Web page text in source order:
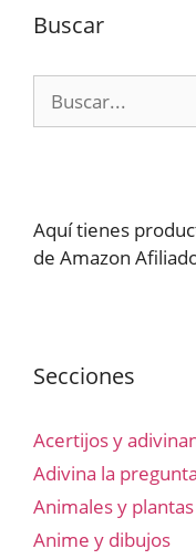
Buscar
Aquí tienes
de Amazon
Secciones
Acertijos y
Adivina la pregunta
Animales y plantas
Anime y dibujos